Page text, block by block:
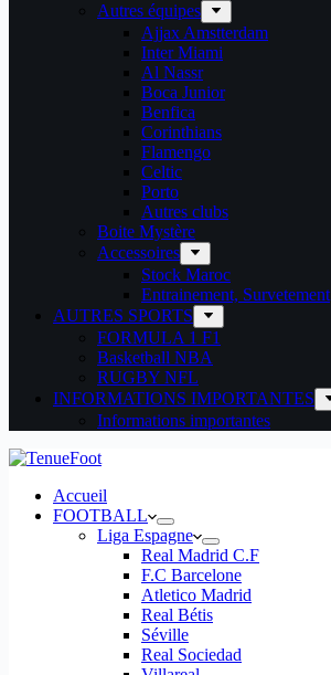
Autres équipes
Ajjax Amstterdam
Inter Miami
Al Nassr
Boca Junior
Benfica
Corinthians
Flamengo
Celtic
Porto
Autres clubs
Boite Mystère
Accessoires
Stock Maroc
Entrainement, Survetement
AUTRES SPORTS
FORMULA 1 F1
Basketball NBA
RUGBY NFL
INFORMATIONS IMPORTANTES
Informations importantes
Accueil
FOOTBALL
Liga Espagne
Real Madrid C.F
F.C Barcelone
Atletico Madrid
Real Bétis
Séville
Real Sociedad